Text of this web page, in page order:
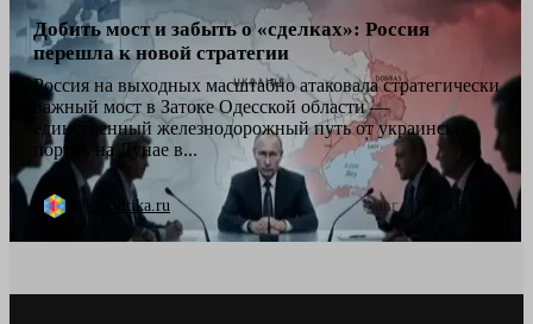
Добить мост и забыть о «сделках»: Россия
перешла к новой стратегии
Россия на выходных масштабно атаковала стратегически
важный мост в Затоке Одесской области —
единственный железнодорожный путь от украинских
портов на Дунае в...
k-politika.ru 3 авг 2026